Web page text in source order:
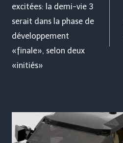
l’article
excitées: la demi-vie 3
serait dans la phase de
développement
«finale», selon deux
«initiés»